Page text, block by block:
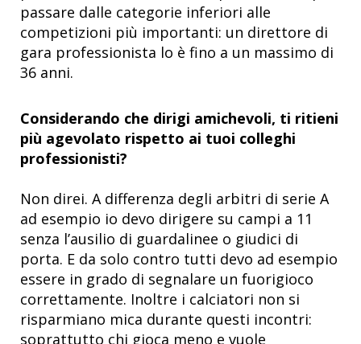
passare dalle categorie inferiori alle
competizioni più importanti: un direttore di
gara professionista lo è fino a un massimo di
36 anni.
Considerando che dirigi amichevoli, ti ritieni
più agevolato rispetto ai tuoi colleghi
professionisti?
Non direi. A differenza degli arbitri di serie A
ad esempio io devo dirigere su campi a 11
senza l’ausilio di guardalinee o giudici di
porta. E da solo contro tutti devo ad esempio
essere in grado di segnalare un fuorigioco
correttamente. Inoltre i calciatori non si
risparmiano mica durante questi incontri:
soprattutto chi gioca meno e vuole